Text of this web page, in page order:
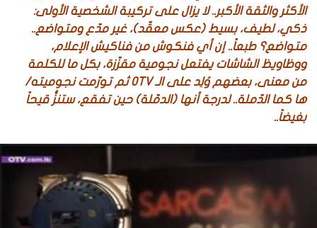
الأكثر والثقة الأكبر.. لا يزال على تركيبة الشخصية الأولى:
ذكي، لطيف، بسيط (عكس معقّد)، غير مدّع ومتواضع..
متواضع؟ طبعاً.. إن أي فنكوش من فناكيش الإعلام،
ووظاويظ الشاشات يفتعل نجومية مقزّزة، بكل ما للكلمة
من معنى، بعضهم وُلِد على الـ OTV ثم تورّمت نجوميته/
ها كما الدّملة.. لدرجة أنها (الدمّلة) حين تفقع، ستنزُّ قيحاً
بغيضاً..